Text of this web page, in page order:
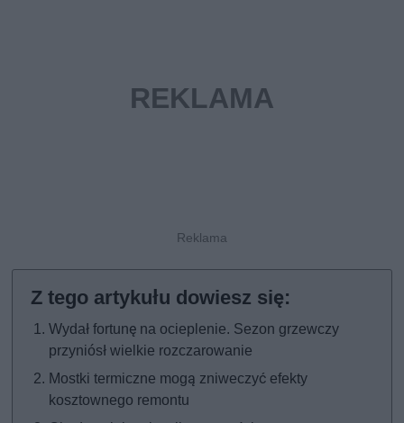
Wydał fortunę na ocieplenie. Sezon grzewczy
przyniósł wielkie rozczarowanie
Mostki termiczne mogą zniweczyć efekty
kosztownego remontu